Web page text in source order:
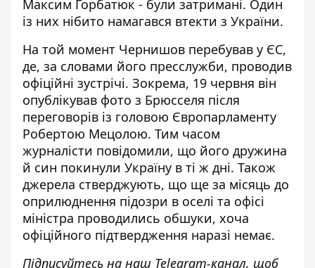
Максим Горбатюк - були затримані. Один
із них нібито намагався втекти з України.
На той момент Чернишов перебував у ЄС,
де, за словами його пресслужби, проводив
офіційні зустрічі. Зокрема, 19 червня він
опублікував фото з Брюсселя після
переговорів із головою Європарламенту
Робертою Мецолою. Тим часом
журналісти повідомили, що його дружина
й син покинули Україну в ті ж дні. Також
джерела стверджують, що ще за місяць до
оприлюднення підозри в оселі та офісі
міністра проводились обшуки, хоча
офіційного підтвердження наразі немає.
Підписуйтесь на наш Telegram-канал, щоб